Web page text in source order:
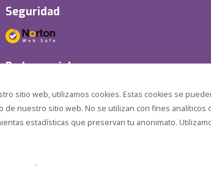
sitio web, utilizamos cookies. Estas cookies se
nuestro sitio web. No se utilizan con fines analíticos
estadísticas que preservan tu anonimato.
.
Seguridad
Redes sociales